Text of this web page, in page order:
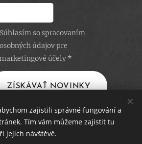
Súhlasím so spracovaním
osobných údajov pre
marketingové účely
ZÍSKÁVAŤ NOVINKY
podmienky Cookies
zajistili správné fungování a
Tím vám můžeme zajistit tu
jejich návštěvě.